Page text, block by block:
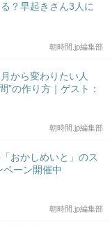
？早起きさん3人に
朝時間.jp編集部
から変わりたい人
”の作り方｜ゲスト：
朝時間.jp編集部
おかしめいと」のス
ーン開催中
朝時間.jp編集部